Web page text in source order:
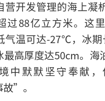
营开发管理的海上凝
过88亿立方米。这
气温可达-27℃，冰期
最高厚度达50cm。海
中默默坚守奉献
”。